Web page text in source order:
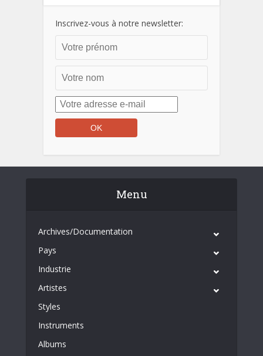
Inscrivez-vous à notre newsletter:
Menu
Archives/Documentation
Pays
Industrie
Artistes
Styles
Instruments
Albums